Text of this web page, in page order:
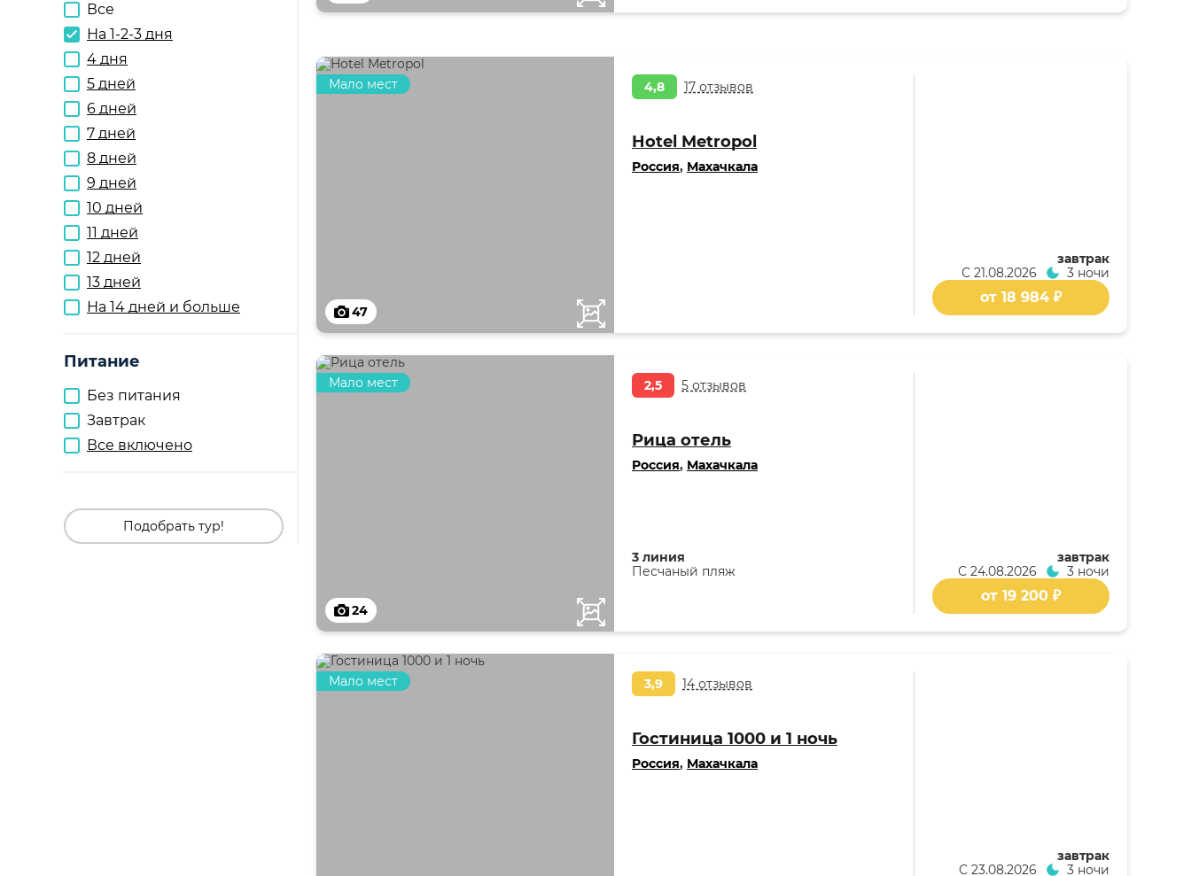
Все
На 1-2-3 дня
4 дня
5 дней
6 дней
7 дней
8 дней
9 дней
10 дней
11 дней
12 дней
13 дней
На 14 дней и больше
Питание
Без питания
Завтрак
Все включено
Подобрать тур!
47
Мало мест 4,8 17 отзывов
Hotel Metropol
Россия, Махачкала
завтрак
С 21.08.2026 3 ночи
от 18 984 ₽
24
Мало мест 2,5 5 отзывов
Рица отель
Россия, Махачкала
3 линия
Песчаный пляж
завтрак
С 24.08.2026 3 ночи
от 19 200 ₽
Мало мест 3,9 14 отзывов
Гостиница 1000 и 1 ночь
Россия, Махачкала
завтрак
С 23.08.2026 3 ночи